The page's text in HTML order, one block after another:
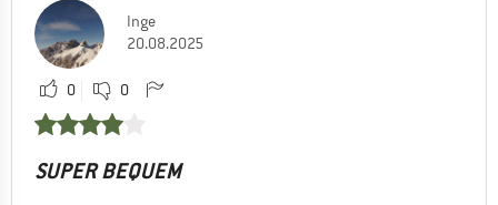
Inge
20.08.2025
0 0
SUPER BEQUEM